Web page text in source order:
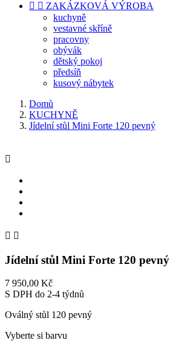
  ZAKÁZKOVÁ VÝROBA
kuchyně
vestavné skříně
pracovny
obývák
dětský pokoj
předsíň
kusový nábytek
Domů
KUCHYNĚ
Jídelní stůl Mini Forte 120 pevný

 
Jídelní stůl Mini Forte 120 pevný
7 950,00 Kč
S DPH do 2-4 týdnů
Oválný stůl 120 pevný
Vyberte si barvu